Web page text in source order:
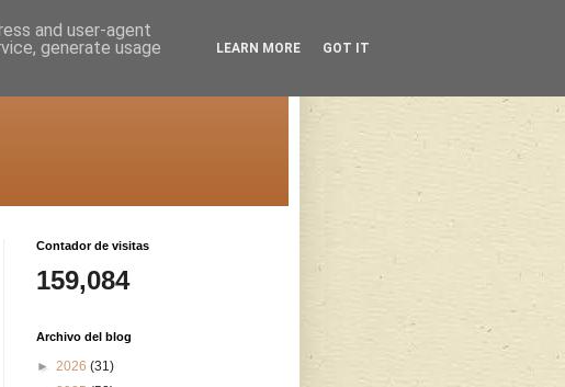
Contador de visitas
159,084
Archivo del blog
► 2026 (31)
and user-agent
generate usage
LEARN MORE GOT IT